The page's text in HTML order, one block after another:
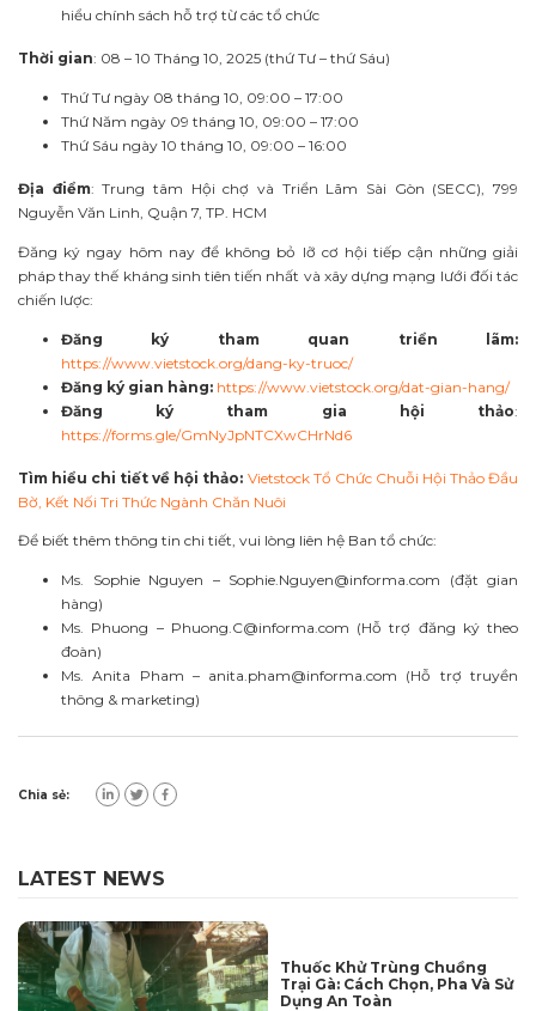
hiểu chính sách hỗ trợ từ các tổ chức
Thời gian: 08 – 10 Tháng 10, 2025 (thứ Tư – thứ Sáu)
Thứ Tư ngày 08 tháng 10, 09:00 – 17:00
Thứ Năm ngày 09 tháng 10, 09:00 – 17:00
Thứ Sáu ngày 10 tháng 10, 09:00 – 16:00
Địa điểm: Trung tâm Hội chợ và Triển Lãm Sài Gòn (SECC), 799
Nguyễn Văn Linh, Quận 7, TP. HCM
Đăng ký ngay hôm nay để không bỏ lỡ cơ hội tiếp cận những giải
pháp thay thế kháng sinh tiên tiến nhất và xây dựng mạng lưới đối tác
chiến lược:
Đăng ký tham quan triển lãm:
https://www.vietstock.org/dang-ky-truoc/
Đăng ký gian hàng: https://www.vietstock.org/dat-gian-hang/
Đăng ký tham gia hội thảo:
https://forms.gle/GmNyJpNTCXwCHrNd6
Tìm hiểu chi tiết về hội thảo: Vietstock Tổ Chức Chuỗi Hội Thảo Đầu
Bờ, Kết Nối Tri Thức Ngành Chăn Nuôi
Để biết thêm thông tin chi tiết, vui lòng liên hệ Ban tổ chức:
Ms. Sophie Nguyen – Sophie.Nguyen@informa.com (đặt gian
hàng)
Ms. Phuong – Phuong.C@informa.com (Hỗ trợ đăng ký theo
đoàn)
Ms. Anita Pham – anita.pham@informa.com (Hỗ trợ truyền
thông & marketing)
Chia sẻ:
LATEST NEWS
Thuốc Khử Trùng Chuồng
Trại Gà: Cách Chọn, Pha Và Sử
Dụng An Toàn